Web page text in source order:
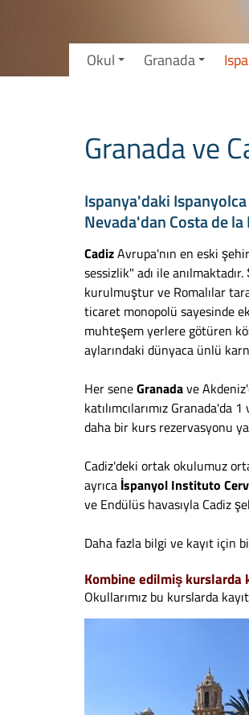
Okul Granada
Granada ve
Ispanya'daki
Nevada'dan Costa de
CadizAvrupa'nın en eski
sessizlik" adı ile
kurulmuştur ve Romalılar
ticaret monopolü sayesinde
muhteşem yerlere götüren
aylarındaki dünyaca ünlü
Her seneGranadave
katılımcılarımız
daha bir kurs rezervasyonu
Cadiz'deki ortak okulumuz
ayrıca İspanyol Instituto
ve Endülüs havasıyla Cadiz
Daha fazla bilgi ve kayıt için
Kombine edilmiş kurslarda
Okullarımız bu kurslarda